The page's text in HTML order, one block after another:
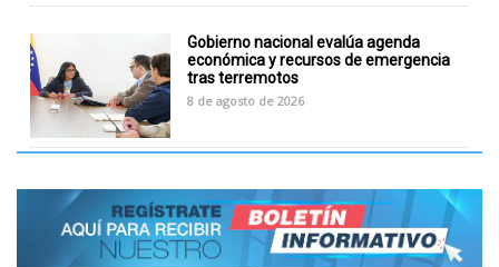
Gobierno nacional evalúa agenda
económica y recursos de emergencia
tras terremotos
8 de agosto de 2026